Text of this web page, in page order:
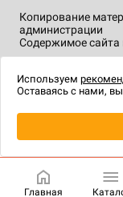
Копирование
администрации
Содержимое сайта
технологии.
Главная
Используем
Оставаясь с нами,